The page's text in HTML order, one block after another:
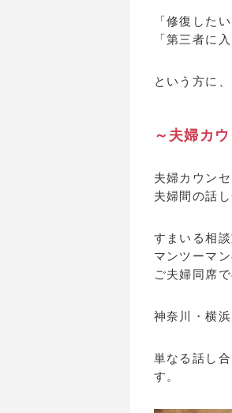
「修復した
「第三者に
という方に
～夫婦カ
夫婦カウン
夫婦間の話
すまいる相談
マンツーマ
ご夫婦同席
神奈川・横
単なる話し
す。